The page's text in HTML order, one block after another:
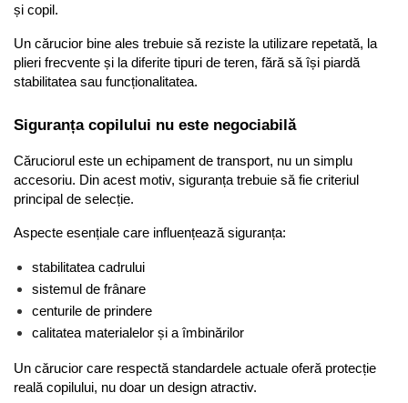
și copil.
Un cărucior bine ales trebuie să reziste la utilizare repetată, la
plieri frecvente și la diferite tipuri de teren, fără să își piardă
stabilitatea sau funcționalitatea.
Siguranța copilului nu este negociabilă
Căruciorul este un echipament de transport, nu un simplu
accesoriu. Din acest motiv, siguranța trebuie să fie criteriul
principal de selecție.
Aspecte esențiale care influențează siguranța:
stabilitatea cadrului
sistemul de frânare
centurile de prindere
calitatea materialelor și a îmbinărilor
Un cărucior care respectă standardele actuale oferă protecție
reală copilului, nu doar un design atractiv.